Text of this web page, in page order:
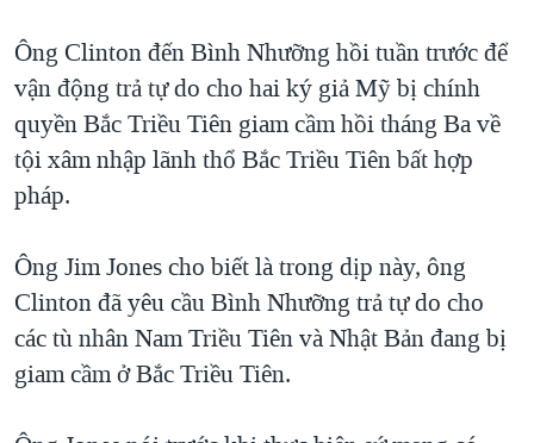
TRỊNH VĨNH BÌNH VS. CHÍNH PHỦ VIỆT NAM
NGƯ DÂN VIỆT VÀ LÀN SÓNG TRỘM HẢI SÂM
BÊN KIA QUỐC LỘ: TIẾNG VỌNG TỪ NÔNG THÔN MỸ
QUAN HỆ VIỆT MỸ
Ông Clinton đến Bình Nhưỡng hồi tuần trước để
vận động trả tự do cho hai ký giả Mỹ bị chính
quyền Bắc Triều Tiên giam cầm hồi tháng Ba về
tội xâm nhập lãnh thổ Bắc Triều Tiên bất hợp
pháp.
Ông Jim Jones cho biết là trong dịp này, ông
Clinton đã yêu cầu Bình Nhưỡng trả tự do cho
các tù nhân Nam Triều Tiên và Nhật Bản đang bị
giam cầm ở Bắc Triều Tiên.